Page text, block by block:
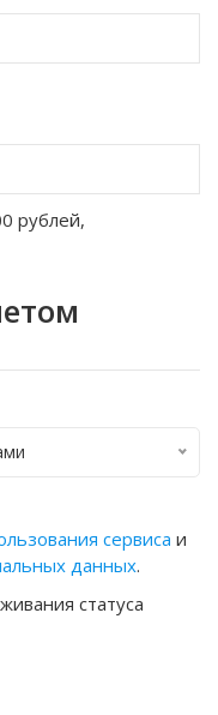
рублей,
сервиса и
данных.
статуса